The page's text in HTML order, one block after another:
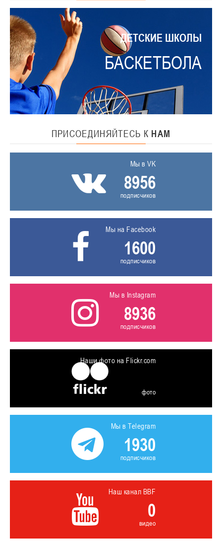
ДЕТСКИЕ ШКОЛЫ
БАСКЕТБОЛА
ПРИСОЕДИНЯЙТЕСЬ К НАМ
Мы в VK
8956
подписчиков
Мы на Facebook
1600
подписчиков
Мы в Instagram
8936
подписчиков
Наши фото на Flickr.com
фото
Мы в Telegram
1930
подписчиков
Наш канал BBF
0
видео